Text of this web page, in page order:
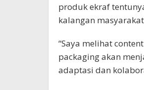
produk ekraf
kalangan
“Saya melihat
packaging akan
adaptasi dan